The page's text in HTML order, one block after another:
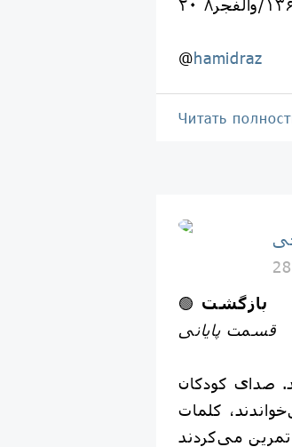
@hamidraz
Читать
🟢 بازگشت
قسمت پایانی
صدای کودکان
کلمات